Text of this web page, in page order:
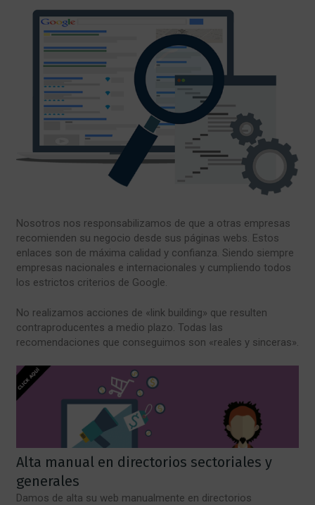
Nosotros nos responsabilizamos de que a otras empresas
recomienden su negocio desde sus páginas webs. Estos
enlaces son de máxima calidad y confianza. Siendo siempre
empresas nacionales e internacionales y cumpliendo todos
los estrictos criterios de Google.
No realizamos acciones de «link building» que resulten
contraproducentes a medio plazo. Todas las
recomendaciones que conseguimos son «reales y sinceras».
Alta manual en directorios sectoriales y
generales
Damos de alta su web manualmente en directorios